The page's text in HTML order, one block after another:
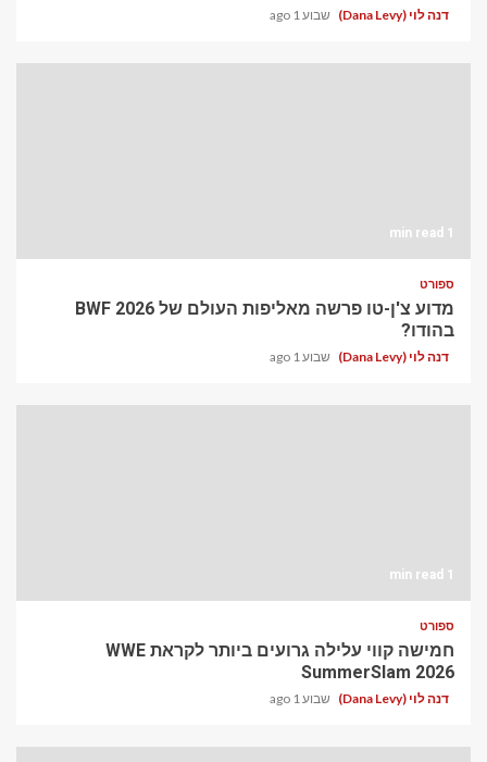
דנה לוי (Dana Levy) שבוע 1 ago
1 min read
ספורט
מדוע צ'ן-טו פרשה מאליפות העולם של BWF 2026
בהודו?
דנה לוי (Dana Levy) שבוע 1 ago
1 min read
ספורט
חמישה קווי עלילה גרועים ביותר לקראת WWE
SummerSlam 2026
דנה לוי (Dana Levy) שבוע 1 ago